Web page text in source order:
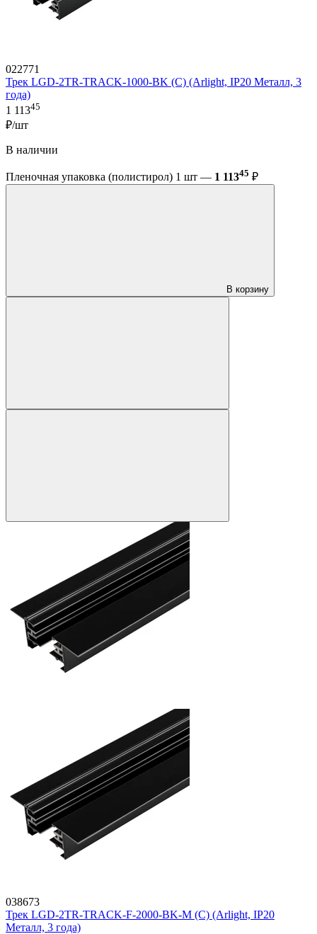
022771
Трек LGD-2TR-TRACK-1000-BK (C) (Arlight, IP20 Металл, 3
года)
1 11345
₽/шт
В наличии
Пленочная упаковка (полистирол) 1 шт — 1 11345 ₽
В корзину
038673
Трек LGD-2TR-TRACK-F-2000-BK-M (C) (Arlight, IP20
Металл, 3 года)